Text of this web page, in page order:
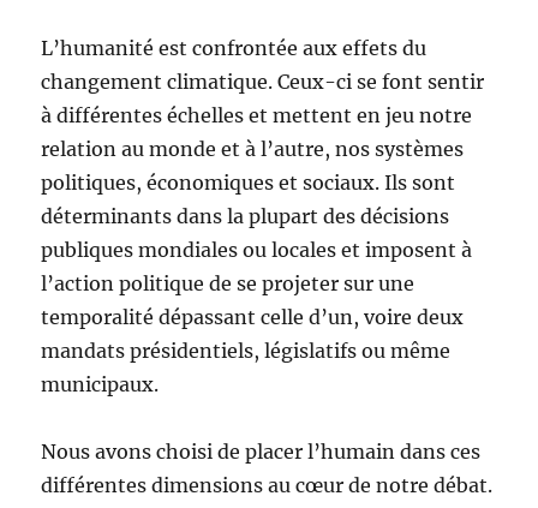
L’humanité est confrontée aux effets du
changement climatique. Ceux-ci se font sentir
à différentes échelles et mettent en jeu notre
relation au monde et à l’autre, nos systèmes
politiques, économiques et sociaux. Ils sont
déterminants dans la plupart des décisions
publiques mondiales ou locales et imposent à
l’action politique de se projeter sur une
temporalité dépassant celle d’un, voire deux
mandats présidentiels, législatifs ou même
municipaux.
Nous avons choisi de placer l’humain dans ces
différentes dimensions au cœur de notre débat.